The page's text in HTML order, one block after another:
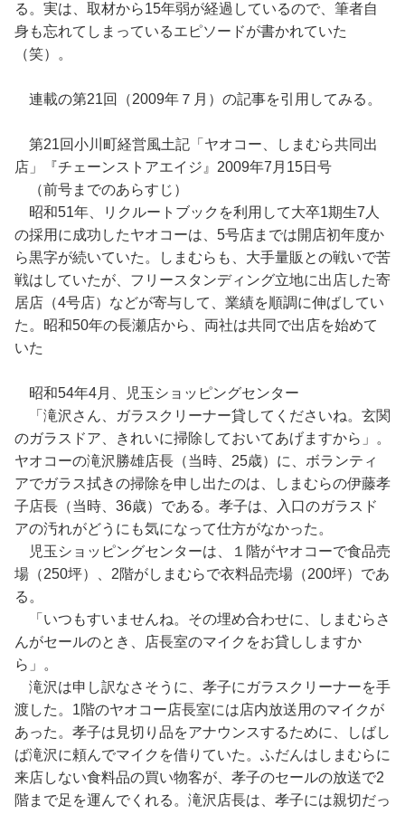
る。実は、取材から15年弱が経過しているので、筆者自
身も忘れてしまっているエピソードが書かれていた
（笑）。
連載の第21回（2009年７月）の記事を引用してみる。
第21回小川町経営風土記「ヤオコー、しまむら共同出
店」『チェーンストアエイジ』2009年7月15日号
（前号までのあらすじ）
昭和51年、リクルートブックを利用して大卒1期生7人
の採用に成功したヤオコーは、5号店までは開店初年度か
ら黒字が続いていた。しまむらも、大手量販との戦いで苦
戦はしていたが、フリースタンディング立地に出店した寄
居店（4号店）などが寄与して、業績を順調に伸ばしてい
た。昭和50年の長瀬店から、両社は共同で出店を始めて
いた
昭和54年4月、児玉ショッピングセンター
「滝沢さん、ガラスクリーナー貸してくださいね。玄関
のガラスドア、きれいに掃除しておいてあげますから」。
ヤオコーの滝沢勝雄店長（当時、25歳）に、ボランティ
アでガラス拭きの掃除を申し出たのは、しまむらの伊藤孝
子店長（当時、36歳）である。孝子は、入口のガラスド
アの汚れがどうにも気になって仕方がなかった。
児玉ショッピングセンターは、１階がヤオコーで食品売
場（250坪）、2階がしまむらで衣料品売場（200坪）であ
る。
「いつもすいませんね。その埋め合わせに、しまむらさ
んがセールのとき、店長室のマイクをお貸ししますか
ら」。
滝沢は申し訳なさそうに、孝子にガラスクリーナーを手
渡した。1階のヤオコー店長室には店内放送用のマイクが
あった。孝子は見切り品をアナウンスするために、しばし
ば滝沢に頼んでマイクを借りていた。ふだんはしまむらに
来店しない食料品の買い物客が、孝子のセールの放送で2
階まで足を運んでくれる。滝沢店長は、孝子には親切だっ